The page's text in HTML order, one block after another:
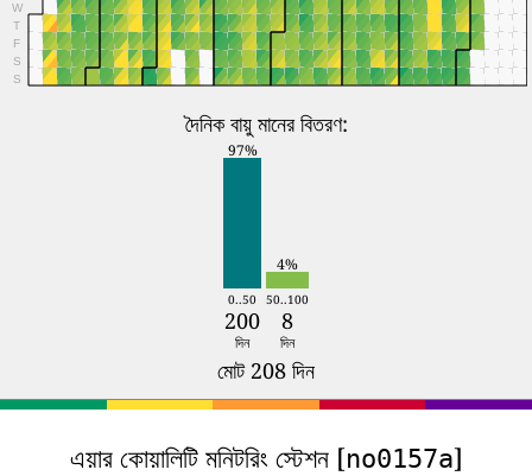
W
T
F
S
S
দৈনিক বায়ু মানের বিতরণ:
97%
4%
0..50 50..100
200 8
দিন দিন
মোট 208 দিন
এয়ার কোয়ালিটি মনিটরিং স্টেশন [no0157a]